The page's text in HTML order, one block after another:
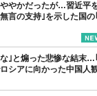
やかだったが…習近平
言の支持｣を示した国の
｣と煽った悲惨な結末…
シアに向かった中国人